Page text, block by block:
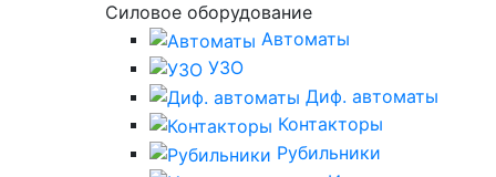
Силовое оборудование
Автоматы
УЗО
Диф. автоматы
Контакторы
Рубильники